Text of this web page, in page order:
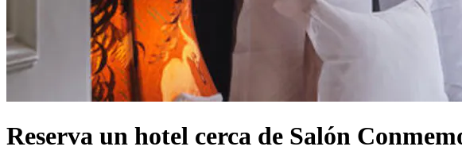
Reserva un hotel cerca de Salón